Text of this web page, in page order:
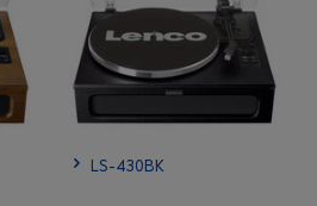
LS-430BK